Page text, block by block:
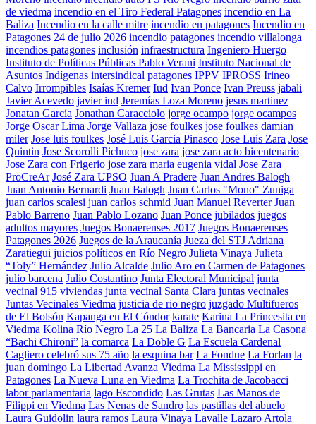
de viedma incendio en el Tiro Federal Patagones incendio en La
Baliza Incendio en la calle mitre incendio en patagones Incendio en
Patagones 24 de julio 2026 incendio patagones incendio villalonga
incendios patagones inclusión infraestructura Ingeniero Huergo
Instituto de Políticas Públicas Pablo Verani Instituto Nacional de
Asuntos Indígenas intersindical patagones IPPV IPROSS Irineo
Calvo Irrompibles Isaías Kremer Iud Ivan Ponce Ivan Preuss jabali
Javier Acevedo javier iud Jeremías Loza Moreno jesus martinez
Jonatan García Jonathan Caracciolo jorge ocampo jorge ocampos
Jorge Oscar Lima Jorge Vallaza jose foulkes jose foulkes damian
miler Jose luis foulkes José Luis Garcia Pinasco Jose Luis Zara Jose
Quintin Jose Scorolli Pichuco jose zara jose zara acto bicentenario
Jose Zara con Frigerio jose zara maria eugenia vidal Jose Zara
ProCreAr José Zara UPSO Juan A Pradere Juan Andres Balogh
Juan Antonio Bernardi Juan Balogh Juan Carlos "Mono" Zuniga
juan carlos scalesi juan carlos schmid Juan Manuel Reverter Juan
Pablo Barreno Juan Pablo Lozano Juan Ponce jubilados juegos
adultos mayores Juegos Bonaerenses 2017 Juegos Bonaerenses
Patagones 2026 Juegos de la Araucanía Jueza del STJ Adriana
Zaratiegui juicios políticos en Río Negro Julieta Vinaya Julieta
“Toly” Hernández Julio Alcalde Julio Aro en Carmen de Patagones
julio barcena Julio Costantino Junta Electoral Municipal junta
vecinal 915 viviendas junta vecinal Santa Clara juntas vecinales
Juntas Vecinales Viedma justicia de rio negro juzgado Multifueros
de El Bolsón Kapanga en El Cóndor karate Karina La Princesita en
Viedma Kolina Río Negro La 25 La Baliza La Bancaria La Casona
“Bachi Chironi” la comarca La Doble G La Escuela Cardenal
Cagliero celebró sus 75 año la esquina bar La Fondue La Forlan la
juan domingo La Libertad Avanza Viedma La Mississippi en
Patagones La Nueva Luna en Viedma La Trochita de Jacobacci
labor parlamentaria lago Escondido Las Grutas Las Manos de
Filippi en Viedma Las Nenas de Sandro las pastillas del abuelo
Laura Guidolin laura ramos Laura Vinaya Lavalle Lazaro Artola